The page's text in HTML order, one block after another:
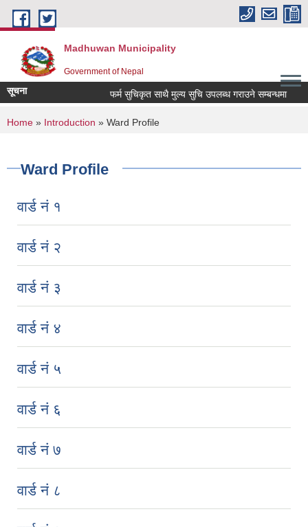
Skip to main content
Madhuwan Municipality
Government of Nepal
सूचना फर्म सुचिकृत साथै मुल्य सुचि उपलब्ध गराउने सम्बन्धमा
You are here
Home » Introduction » Ward Profile
Ward Profile
वार्ड नं १
वार्ड नं २
वार्ड नं ३
वार्ड नं ४
वार्ड नं ५
वार्ड नं ६
वार्ड नं ७
वार्ड नं ८